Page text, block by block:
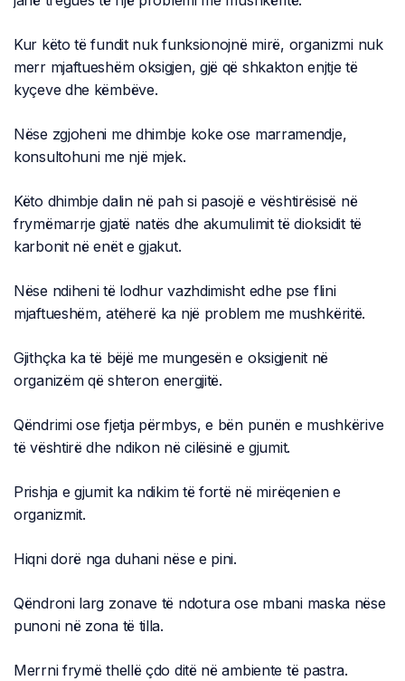
Kur këto të fundit nuk funksionojnë mirë, organizmi nuk
merr mjaftueshëm oksigjen, gjë që shkakton enjtje të
kyçeve dhe këmbëve.
Nëse zgjoheni me dhimbje koke ose marramendje,
konsultohuni me një mjek.
Këto dhimbje dalin në pah si pasojë e vështirësisë në
frymëmarrje gjatë natës dhe akumulimit të dioksidit të
karbonit në enët e gjakut.
Nëse ndiheni të lodhur vazhdimisht edhe pse flini
mjaftueshëm, atëherë ka një problem me mushkëritë.
Gjithçka ka të bëjë me mungesën e oksigjenit në
organizëm që shteron energjitë.
Qëndrimi ose fjetja përmbys, e bën punën e mushkërive
të vështirë dhe ndikon në cilësinë e gjumit.
Prishja e gjumit ka ndikim të fortë në mirëqenien e
organizmit.
Hiqni dorë nga duhani nëse e pini.
Qëndroni larg zonave të ndotura ose mbani maska nëse
punoni në zona të tilla.
Merrni frymë thellë çdo ditë në ambiente të pastra.